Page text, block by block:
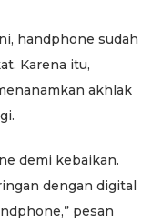
handphone sudah
Karena itu,
akhlak
demi kebaikan.
dengan digital
pesan